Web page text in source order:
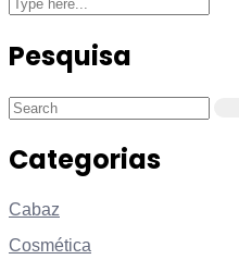
Pesquisa
Categorias
Cabaz
Cosmética